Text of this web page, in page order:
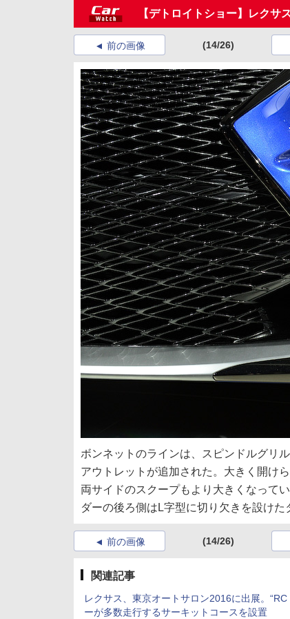
【デトロイトショー】レク
前の画像 (14/26)
ボンネットのラインは、スピンドルグリ
アウトレットが追加された。大きく開け
両サイドのスクープもより大きくなって
ダーの後ろ側はL字型に切り欠きを設け
前の画像 (14/26)
関連記事
レクサス、東京オートサロン2016に出展。“RC
ーが多数走行するサーキットコースを設置